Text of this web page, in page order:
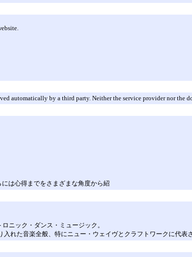
automatically by a third party. Neither the service provider nor the
は心得までをさまざまな角度から紹
ニック・ダンス・ミュージック。
れた音楽全般、特にニュー・ウェイヴとクラフトワークに代